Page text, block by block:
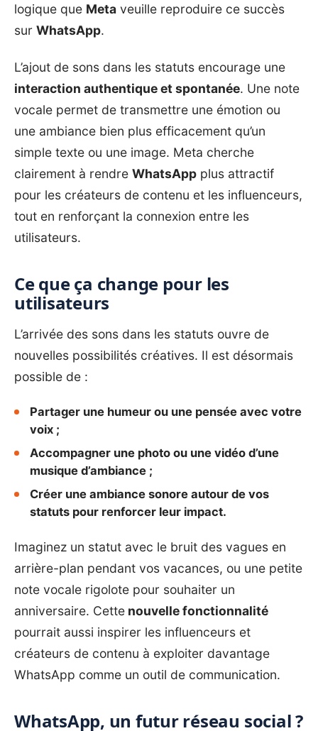
logique que Meta veuille reproduire ce succès
sur WhatsApp.
L’ajout de sons dans les statuts encourage une
interaction authentique et spontanée. Une note
vocale permet de transmettre une émotion ou
une ambiance bien plus efficacement qu’un
simple texte ou une image. Meta cherche
clairement à rendre WhatsApp plus attractif
pour les créateurs de contenu et les influenceurs,
tout en renforçant la connexion entre les
utilisateurs.
Ce que ça change pour les
utilisateurs
L’arrivée des sons dans les statuts ouvre de
nouvelles possibilités créatives. Il est désormais
possible de :
Partager une humeur ou une pensée avec votre
voix ;
Accompagner une photo ou une vidéo d’une
musique d’ambiance ;
Créer une ambiance sonore autour de vos
statuts pour renforcer leur impact.
Imaginez un statut avec le bruit des vagues en
arrière-plan pendant vos vacances, ou une petite
note vocale rigolote pour souhaiter un
anniversaire. Cette nouvelle fonctionnalité
pourrait aussi inspirer les influenceurs et
créateurs de contenu à exploiter davantage
WhatsApp comme un outil de communication.
WhatsApp, un futur réseau social ?